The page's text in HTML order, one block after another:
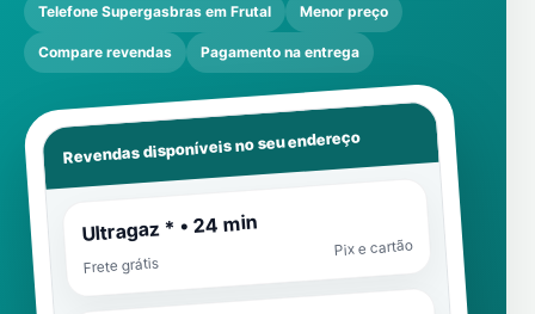
Telefone Supergasbras em Frutal Menor preço
Compare revendas Pagamento na entrega
Revendas disponíveis no seu endereço
Ultragaz * • 24 min
Frete grátis
Pix e cartão